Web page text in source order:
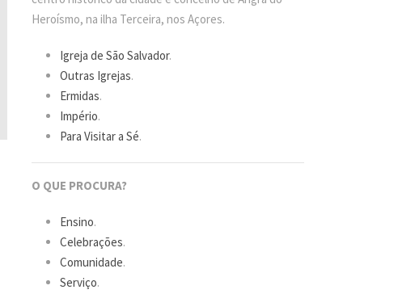
Heroísmo, na ilha Terceira, nos Açores.
Igreja de São Salvador.
Outras Igrejas.
Ermidas.
Império.
Para Visitar a Sé.
O QUE PROCURA?
Ensino.
Celebrações.
Comunidade.
Serviço.